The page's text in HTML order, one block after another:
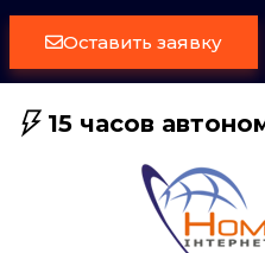
Оставить заявку
15 часов